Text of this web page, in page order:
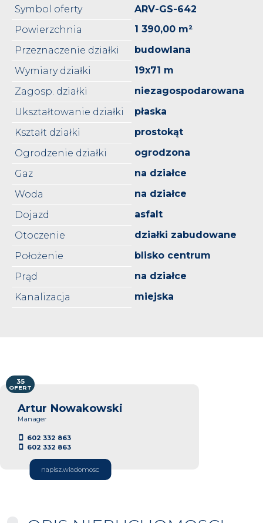
Symbol oferty
ARV-GS-642
Powierzchnia
1 390,00 m²
Przeznaczenie działki
budowlana
Wymiary działki
19x71 m
Zagosp. działki
niezagospodarowana
Ukształtowanie działki
płaska
Kształt działki
prostokąt
Ogrodzenie działki
ogrodzona
Gaz
na działce
Woda
na działce
Dojazd
asfalt
Otoczenie
działki zabudowane
Położenie
blisko centrum
Prąd
na działce
Kanalizacja
miejska
Artur Nowakowski
Manager
602 332 863
602 332 863
napisz.wiadomosc
35
OFERT